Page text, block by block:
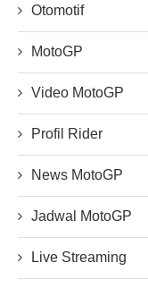
Otomotif
MotoGP
Video MotoGP
Profil Rider
News MotoGP
Jadwal MotoGP
Live Streaming